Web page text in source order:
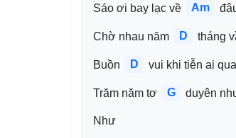
Sáo ơi bay lạc về Am
Chờ nhau năm D tháng
Buồn D vui khi tiễn ai qua
Trăm năm tơ G duyên
Như